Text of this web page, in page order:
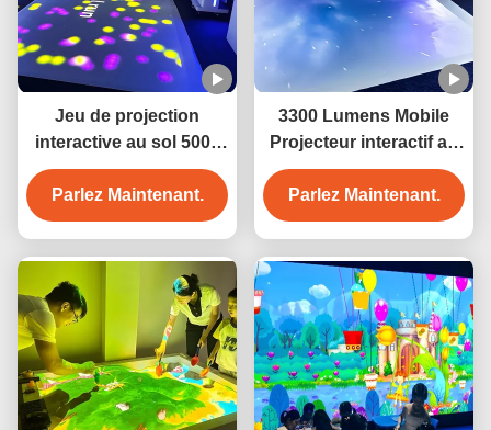
Jeu de projection
interactive au sol 5000
Lumen Jeu de
projection au sol mobile
Parlez Maintenant.
3300 Lumens Mobile
Projecteur interactif au
sol Jeu de projection au
sol pour enfants
Parlez Maintenant.